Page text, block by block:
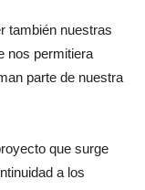
también nuestras
nos permitiera
parte de nuestra
que surge
a los